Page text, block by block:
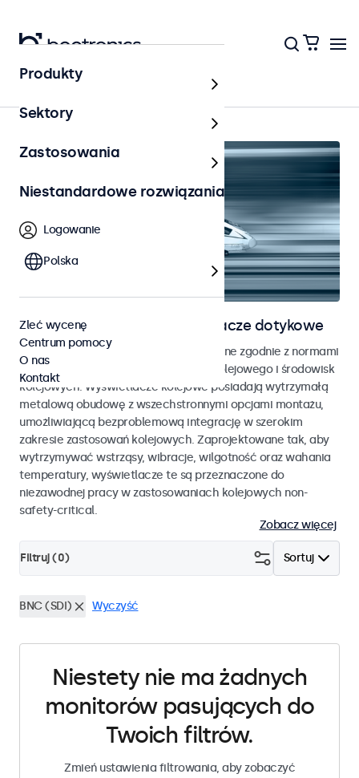
Strona główna
Monitory kolejowe i wyświetlacze dotykowe
Monitory i ekrany dotykowe opracowane zgodnie z normami
EN 50155 oraz EN 45545-2 dla taboru kolejowego i środowisk
kolejowych. Wyświetlacze kolejowe posiadają wytrzymałą
metalową obudowę z wszechstronnymi opcjami montażu,
umożliwiającą bezproblemową integrację w szerokim
zakresie zastosowań kolejowych. Zaprojektowane tak, aby
wytrzymywać wstrząsy, wibracje, wilgotność oraz wahania
temperatury, wyświetlacze te są przeznaczone do
niezawodnej pracy w zastosowaniach kolejowych non-
safety-critical.
Zobacz więcej
Sortuj
Filtruj (0)
BNC (SDI) Wyczyść
Niestety nie ma żadnych
monitorów pasujących do
Twoich filtrów.
Zmień ustawienia filtrowania, aby zobaczyć
Produkty
Sektory
Zastosowania
Niestandardowe rozwiązania
Logowanie
Polska
Zleć wycenę
Centrum pomocy
O nas
Kontakt